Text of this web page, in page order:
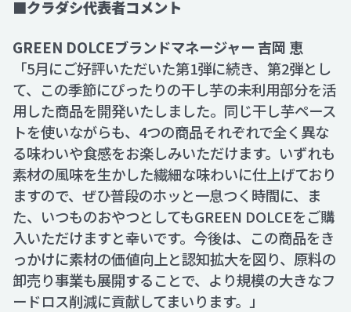
■クラダシ代表者コメント
GREEN DOLCEブランドマネージャー 吉岡 恵
「5月にご好評いただいた第1弾に続き、第2弾とし
て、この季節にぴったりの干し芋の未利用部分を活
用した商品を開発いたしました。同じ干し芋ペース
トを使いながらも、4つの商品それぞれで全く異な
る味わいや食感をお楽しみいただけます。いずれも
素材の風味を生かした繊細な味わいに仕上げており
ますので、ぜひ普段のホッと一息つく時間に、ま
た、いつものおやつとしてもGREEN DOLCEをご購
入いただけますと幸いです。今後は、この商品をき
っかけに素材の価値向上と認知拡大を図り、原料の
卸売り事業も展開することで、より規模の大きなフ
ードロス削減に貢献してまいります。」